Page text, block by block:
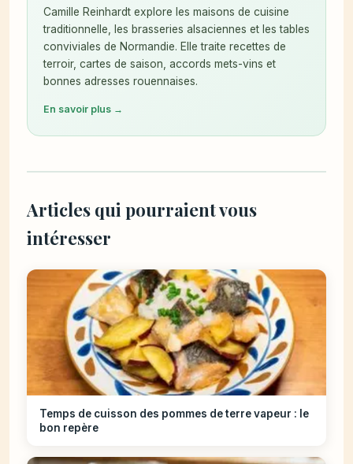
Camille Reinhardt explore les maisons de cuisine
traditionnelle, les brasseries alsaciennes et les tables
conviviales de Normandie. Elle traite recettes de
terroir, cartes de saison, accords mets-vins et
bonnes adresses rouennaises.
En savoir plus →
Articles qui pourraient vous
intéresser
Temps de cuisson des pommes de terre vapeur : le
bon repère